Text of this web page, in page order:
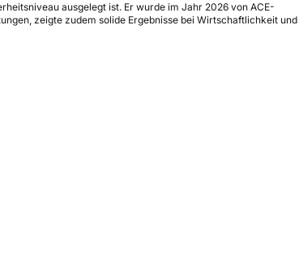
ausgelegt ist. Er wurde im Jahr 2026 von ACE-
zeigte zudem solide Ergebnisse bei Wirtschaftlichkeit und